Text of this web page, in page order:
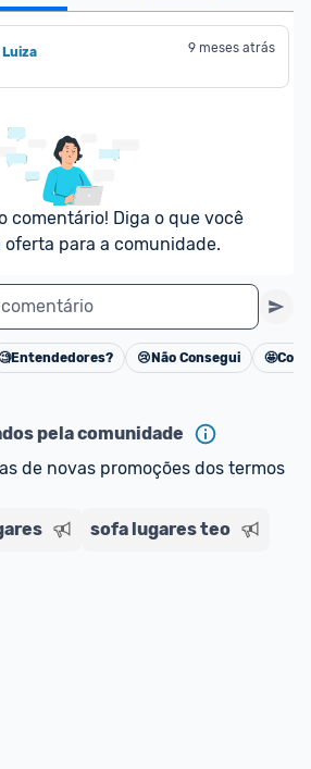
Luiza 9 meses atrás
comentário! Diga o que você
oferta para a comunidade.
Cancelar
Entendedores? 😢 Não Consegui 🤩
pela comunidade
de novas promoções dos termos
sofa lugares teo